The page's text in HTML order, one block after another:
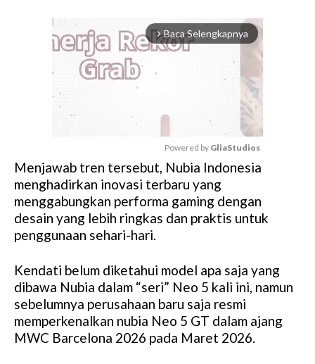
arrow_forward_ios Baca Selengkapnya
M
u
e
Powered by GliaStudios
Menjawab tren tersebut, Nubia Indonesia
menghadirkan inovasi terbaru yang
menggabungkan performa gaming dengan
desain yang lebih ringkas dan praktis untuk
penggunaan sehari-hari.
Kendati belum diketahui model apa saja yang
dibawa Nubia dalam “seri” Neo 5 kali ini, namun
sebelumnya perusahaan baru saja resmi
memperkenalkan nubia Neo 5 GT dalam ajang
MWC Barcelona 2026 pada Maret 2026.